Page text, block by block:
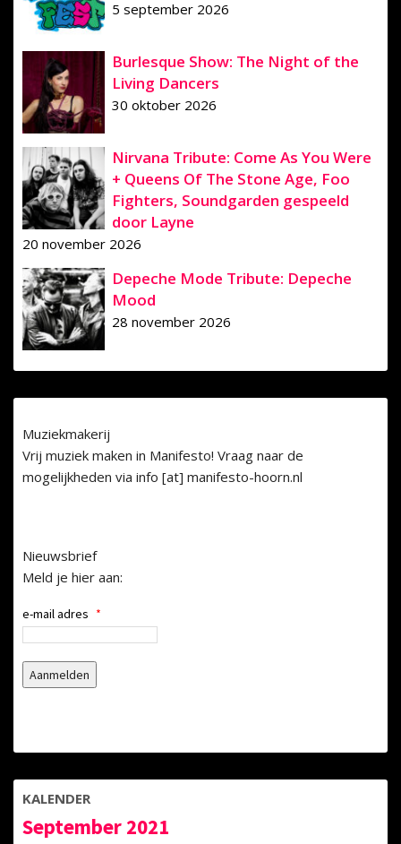
5 september 2026
Burlesque Show: The Night of the
Living Dancers
30 oktober 2026
Nirvana Tribute: Come As You Were
+ Queens Of The Stone Age, Foo
Fighters, Soundgarden gespeeld
door Layne
20 november 2026
Depeche Mode Tribute: Depeche
Mood
28 november 2026
Muziekmakerij
Vrij muziek maken in Manifesto! Vraag naar de
mogelijkheden via info [at] manifesto-hoorn.nl
Nieuwsbrief
Meld je hier aan:
e-mail adres *
KALENDER
September 2021